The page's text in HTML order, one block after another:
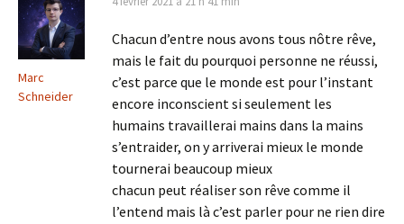
Marc
Schneider
Chacun d’entre nous avons tous nôtre rêve,
mais le fait du pourquoi personne ne réussi,
c’est parce que le monde est pour l’instant
encore inconscient si seulement les
humains travaillerai mains dans la mains
s’entraider, on y arriverai mieux le monde
tournerai beaucoup mieux
chacun peut réaliser son rêve comme il
l’entend mais là c’est parler pour ne rien dire